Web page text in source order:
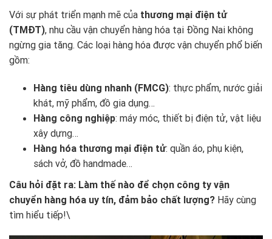
Với sự phát triển mạnh mẽ của thương mại điện tử
(TMĐT), nhu cầu vận chuyển hàng hóa tại Đồng Nai không
ngừng gia tăng. Các loại hàng hóa được vận chuyển phổ biến
gồm:
Hàng tiêu dùng nhanh (FMCG): thực phẩm, nước giải
khát, mỹ phẩm, đồ gia dụng…
Hàng công nghiệp: máy móc, thiết bị điện tử, vật liệu
xây dựng…
Hàng hóa thương mại điện tử: quần áo, phụ kiện,
sách vở, đồ handmade…
Câu hỏi đặt ra: Làm thế nào để chọn công ty vận
chuyển hàng hóa uy tín, đảm bảo chất lượng? Hãy cùng
tìm hiểu tiếp!\